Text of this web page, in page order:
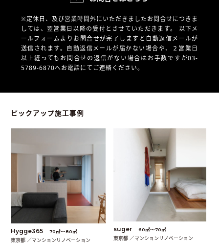
※定休日、及び営業時間外にいただきましたお問合せにつきま
しては、翌営業日以降の受付とさせていただきます。 以下メ
ールフォームよりお問合せが完了しますと自動返信メールが
送信されます。自動返信メールが届かない場合や、
２営業日
以上経ってもお問合せの返信がない場合はお手数ですが03-
5789-6870へお電話にてご連絡ください。
ピックアップ施工事例
Hygge365 70㎡〜80㎡
東京都 ／マンションリノベーション
suger 60㎡〜70㎡
東京都 ／マンションリノベーション